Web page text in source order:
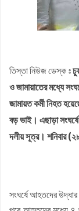
তিস্তা নিউজ ডেস্ক ঃ
ও জামায়াতের মধ্যে
জামায়ত কর্মী নিহত
বড় ভাই। এছাড়া
দলীয় সূত্র। শনিবার
সংঘর্ষে আহতদের